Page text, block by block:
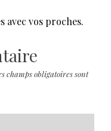
avec vos proches.
champs obligatoires sont